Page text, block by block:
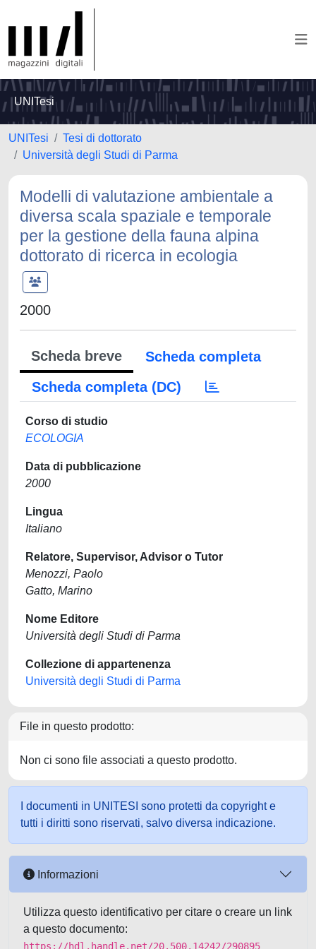
UNITesi
UNITesi
Tesi di dottorato
Università degli Studi di Parma
Modelli di valutazione ambientale a
diversa scala spaziale e temporale
per la gestione della fauna alpina
dottorato di ricerca in ecologia
2000
Scheda breve
Scheda completa
Scheda completa (DC)
Corso di studio
ECOLOGIA
Data di pubblicazione
2000
Lingua
Italiano
Relatore, Supervisor, Advisor o Tutor
Menozzi, Paolo
Gatto, Marino
Nome Editore
Università degli Studi di Parma
Collezione di appartenenza
Università degli Studi di Parma
File in questo prodotto:
Non ci sono file associati a questo prodotto.
I documenti in UNITESI sono protetti da copyright e
tutti i diritti sono riservati, salvo diversa indicazione.
Informazioni
Utilizza questo identificativo per citare o creare un link
a questo documento:
https://hdl.handle.net/20.500.14242/290895